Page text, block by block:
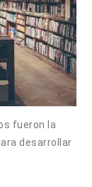
fueron la
desarrollar